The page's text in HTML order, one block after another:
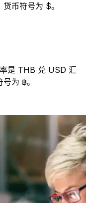
币符号为 $。
是 THB 兑 USD 汇
为 ฿。